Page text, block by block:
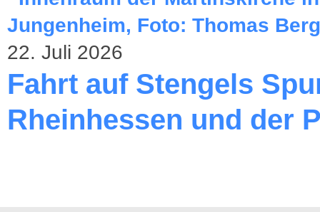
22. Juli 2026
Fahrt auf Stengels
Rheinhessen und der